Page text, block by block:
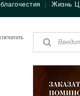
Жизнь